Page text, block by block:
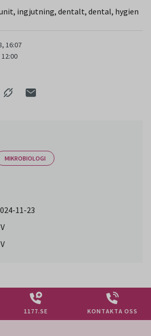
ingjutning, dentalt, dental, hygien
16:07
MIKROBIOLOGI
11-23
1177.SE KONTAKTA OSS